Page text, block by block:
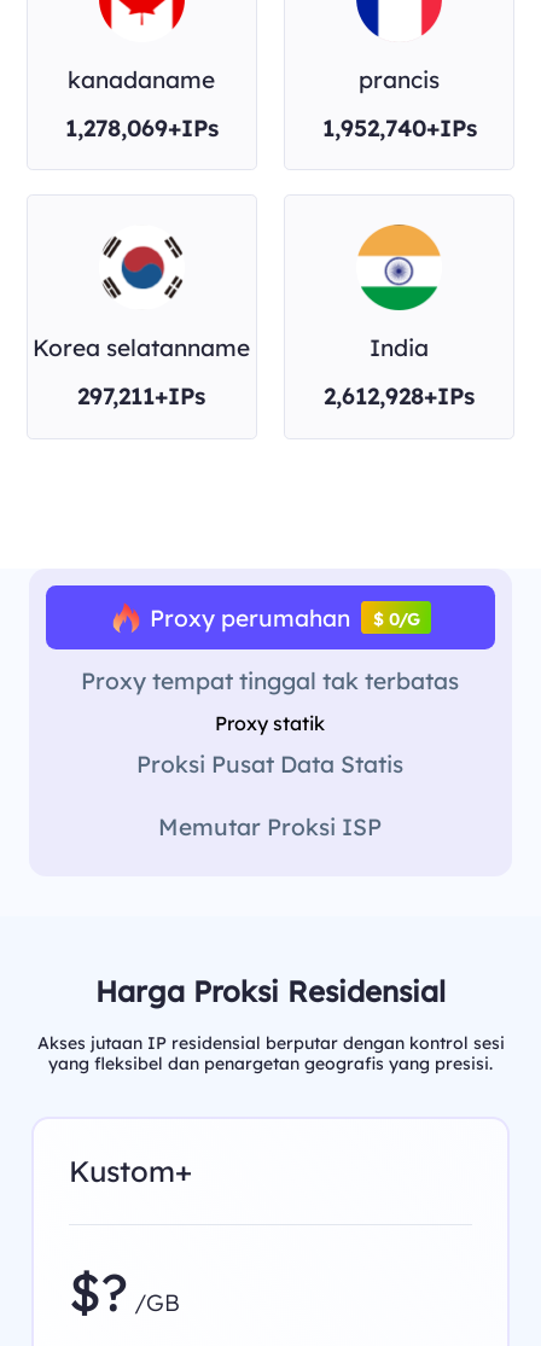
kanadaname
1,278,069+IPs
prancis
1,952,740+IPs
Korea selatanname
297,211+IPs
India
2,612,928+IPs
Proxy perumahan $ 0/G
Proxy tempat tinggal tak terbatas
Proxy statik
Proksi Pusat Data Statis
Memutar Proksi ISP
Harga Proksi Residensial
Akses jutaan IP residensial berputar dengan kontrol sesi
yang fleksibel dan penargetan geografis yang presisi.
Kustom+
$? /GB